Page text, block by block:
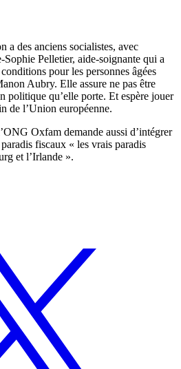
a des anciens socialistes, avec
Pelletier, aide-soignante qui a
pour les personnes âgées
Aubry. Elle assure ne pas être
politique qu’elle porte. Et espère jouer
de l’Union européenne.
Oxfam demande aussi d’intégrer
fiscaux « les vrais paradis
et l’Irlande ».